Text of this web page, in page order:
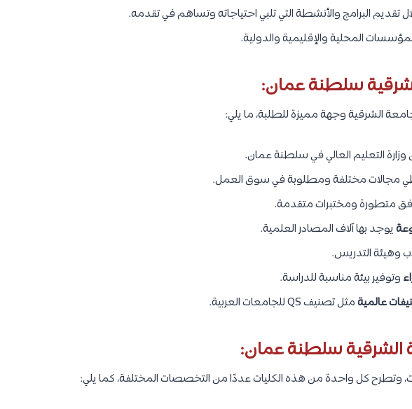
البرامج والأنشطة التي تلبي احتياجاته وتساهم في تقدمه.
المحلية والإقليمية والدولية.
سلطنة عمان:
الشرقية وجهة مميزة للطلبة، ما يلي:
التعليم العالي في سلطنة عمان.
مجالات مختلفة ومطلوبة في سوق العمل.
متطورة ومختبرات متقدمة.
يوجد بها آلاف المصادر العلمية.
وهيئة التدريس.
وتوفير بيئة مناسبة للدراسة.
عالميةمثل تصنيف QS للجامعات العربية.
سلطنة عمان: